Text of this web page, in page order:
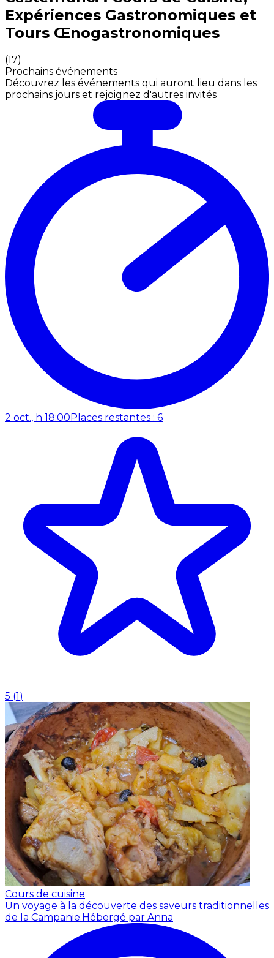
Expériences Gastronomiques et
Tours Œnogastronomiques
(17)
Prochains événements
Découvrez les événements qui auront lieu dans les
prochains jours et rejoignez d'autres invités
2 oct., h 18:00 Places restantes : 6
5 (1 )
Cours de cuisine
Un voyage à la découverte des saveurs traditionnelles
de la Campanie. Hébergé par Anna